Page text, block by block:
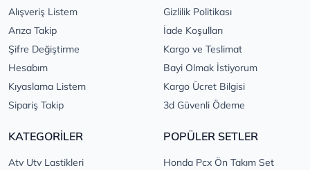
Alışveriş Listem
Arıza Takip
Şifre Değiştirme
Hesabım
Kıyaslama Listem
Sipariş Takip
Gizlilik Politikası
İade Koşulları
Kargo ve Teslimat
Bayi Olmak İstiyorum
Kargo Ücret Bilgisi
3d Güvenli Ödeme
KATEGORİLER
Atv Utv Lastikleri
POPÜLER SETLER
Honda Pcx Ön Takım Set